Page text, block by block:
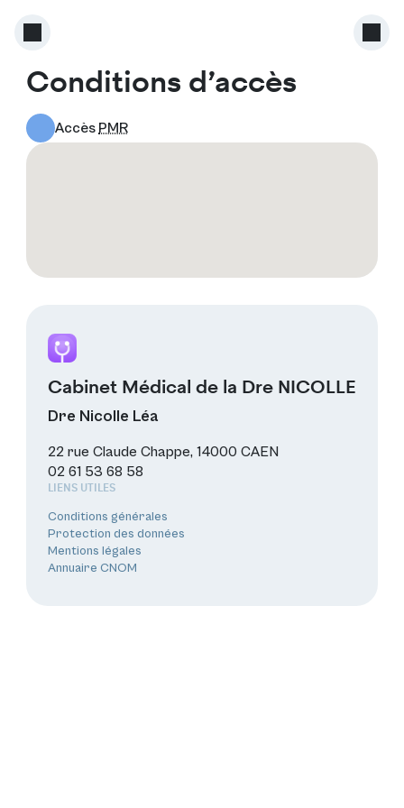
Conditions d’accès
Accès PMR
Cabinet Médical de la Dre NICOLLE
Dre Nicolle Léa
22 rue Claude Chappe, 14000 CAEN
02 61 53 68 58
LIENS UTILES
Conditions générales
Protection des données
Mentions légales
Annuaire CNOM